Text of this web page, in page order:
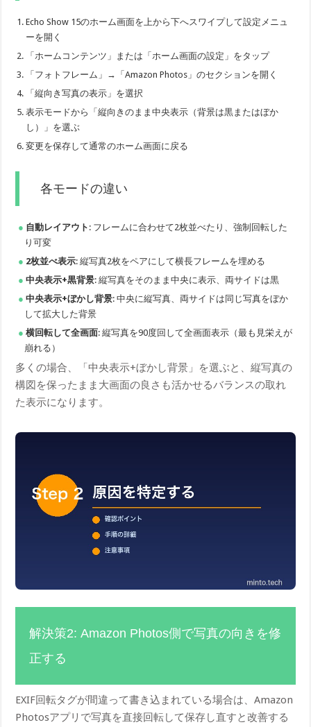
Echo Show 15のホーム画面を上から下へスワイプして設定メニュ
ーを開く
「ホームコンテンツ」または「ホーム画面の設定」をタップ
「フォトフレーム」→「Amazon Photos」のセクションを開く
「縦向き写真の表示」を選択
表示モードから「縦向きのまま中央表示（背景は黒またはぼか
し）」を選ぶ
変更を保存して通常のホーム画面に戻る
各モードの違い
自動レイアウト : フレームに合わせて2枚並べたり、強制回転した
り可変
2枚並べ表示: 縦写真2枚をペアにして横長フレームを埋める
中央表示+黒背景: 縦写真をそのまま中央に表示、両サイドは黒
中央表示+ぼかし背景: 中央に縦写真、両サイドは同じ写真をぼか
して拡大した背景
横回転して全画面: 縦写真を90度回して全画面表示（最も見栄えが
崩れる）
多くの場合、「中央表示+ぼかし背景」を選ぶと、縦写真の
構図を保ったまま大画面の良さも活かせるバランスの取れ
た表示になります。
解決策2: Amazon Photos側で写真の向きを修
正する
EXIF回転タグが間違って書き込まれている場合は、Amazon
Photosアプリで写真を直接回転して保存し直すと改善する